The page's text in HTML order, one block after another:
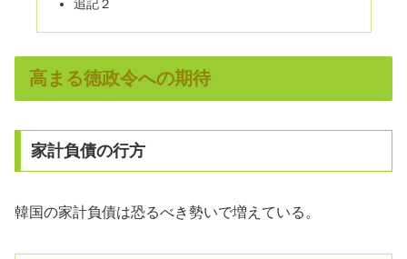
追記２
高まる徳政令への期待
家計負債の行方
韓国の家計負債は恐るべき勢いで増えている。